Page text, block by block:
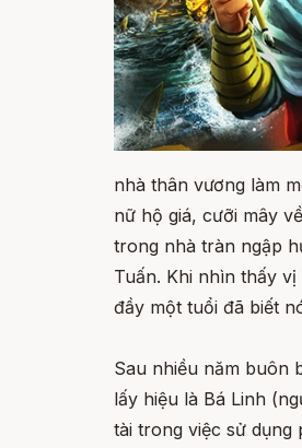
nhà thân vương làm
nữ hộ giá, cưỡi mây
trong nhà tràn ngập
Tuấn. Khi nhìn thấy
đầy một tuổi đã biết
Sau nhiều năm buôn
lấy hiệu là Bá Linh
tài trong việc sử